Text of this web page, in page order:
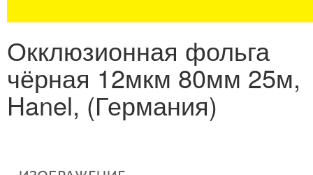
Окклюзионная фольга
чёрная 12мкм 80мм 25м,
Hanel, (Германия)